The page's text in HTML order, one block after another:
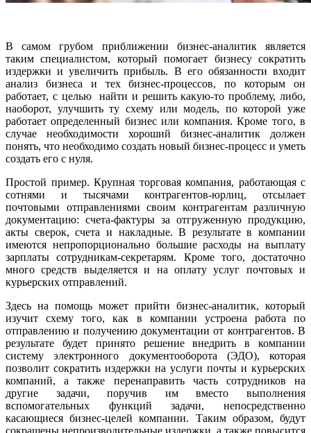
В самом грубом приближении бизнес-аналитик является
таким специалистом, который помогает бизнесу сократить
издержки и увеличить прибыль. В его обязанности входит
анализ бизнеса и тех бизнес-процессов, по которым он
работает, с целью найти и решить какую-то проблему, либо,
наоборот, улучшить ту схему или модель, по которой уже
работает определенный бизнес или компания. Кроме того, в
случае необходимости хороший бизнес-аналитик должен
понять, что необходимо создать новый бизнес-процесс и уметь
создать его с нуля.
Простой пример. Крупная торговая компания, работающая с
сотнями и тысячами контрагентов-юрлиц, отсылает
почтовыми отправлениями своим контрагентам различную
документацию: счета-фактуры за отгруженную продукцию,
акты сверок, счета и накладные. В результате в компании
имеются непропорционально большие расходы на выплату
зарплаты сотрудникам-секретарям. Кроме того, достаточно
много средств выделяется и на оплату услуг почтовых и
курьерских отправлений.
Здесь на помощь может прийти бизнес-аналитик, который
изучит схему того, как в компании устроена работа по
отправлению и получению документации от контрагентов. В
результате будет принято решение внедрить в компании
систему электронного документооборота (ЭДО), которая
позволит сократить издержки на услуги почты и курьерских
компаний, а также перенаправить часть сотрудников на
другие задачи, поручив им вместо выполнения
вспомогательных функций задачи, непосредственно
касающиеся бизнес-целей компании. Таким образом, будут
сокращены непроизводительные издержки, а также повысится